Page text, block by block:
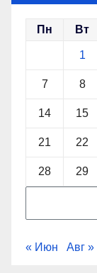
Пн Вт
1
7 8
14 15
21 22
28 29
« Июн Авг »